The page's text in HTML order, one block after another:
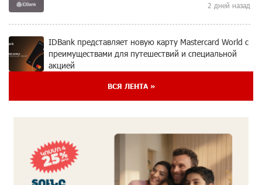
2 дней назад
IDBank представляет новую карту Mastercard World с
преимуществами для путешествий и специальной
акцией
солнечной энергии
3 дней назад
Idram и IDBank - рядом со стартапами на Seaside
ВСЯ ЛЕНТА »